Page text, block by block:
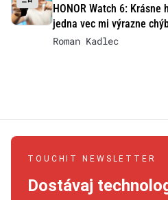
HONOR Watch 6:
jedna vec mi výrazne
Roman Kadlec
TOUCHIT NEWSLETTER
Dostávaj